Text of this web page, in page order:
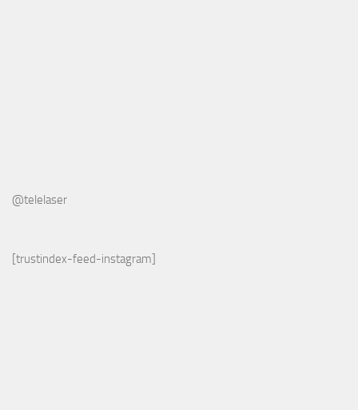
@telelaser
[trustindex-feed-instagram]